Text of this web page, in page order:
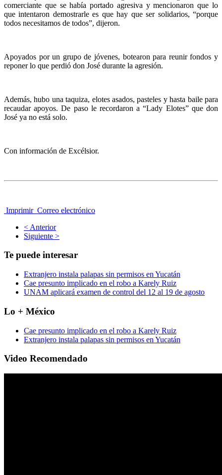
comerciante que se había portado agresiva y mencionaron que lo
que intentaron demostrarle es que hay que ser solidarios, “porque
todos necesitamos de todos”, dijeron.
Apoyados por un grupo de jóvenes, botearon para reunir fondos y
reponer lo que perdió don José durante la agresión.
Además, hubo una taquiza, elotes asados, pasteles y hasta baile para
recaudar apoyos. De paso le recordaron a “Lady Elotes” que don
José ya no está solo.
Con información de Excélsior.
Imprimir Correo electrónico
< Anterior
Siguiente >
Te puede interesar
Extranjero instala palapas sin permisos en Yucatán
Cae presunto implicado en el robo a Karely Ruiz
UNAM aplicará examen de control del 12 al 19 de agosto
Lo + México
Cae presunto implicado en el robo a Karely Ruiz
Extranjero instala palapas sin permisos en Yucatán
Video Recomendado